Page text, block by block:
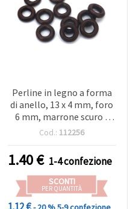
Perline in legno a forma
di anello, 13 x 4 mm, foro
6 mm, marrone scuro -
confezione da 50 pz
Cod.: 112256
1.40€ 1-4 confezione
SCONTI
PER QUANTITÀ